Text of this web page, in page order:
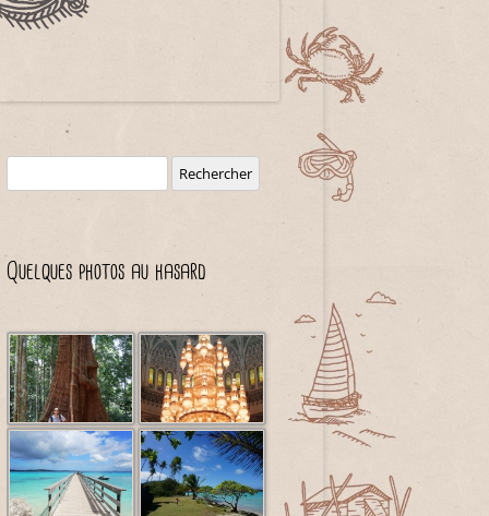
Quelques photos au hasard